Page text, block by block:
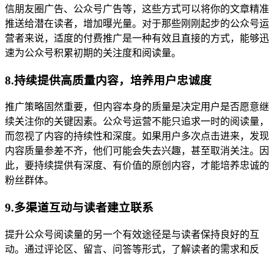
信朋友圈广告、公众号广告等，这些方式可以将你的文章精准
推送给潜在读者，增加曝光量。对于那些刚刚起步的公众号运
营者来说，适度的付费推广是一种有效且直接的方式，能够迅
速为公众号积累初期的关注度和阅读量。
8.持续提供高质量内容，培养用户忠诚度
推广策略固然重要，但内容本身的质量是决定用户是否愿意继
续关注你的关键因素。公众号运营不能只追求一时的阅读量，
而忽视了内容的持续性和深度。如果用户多次点击进来，发现
内容质量参差不齐，他们可能会失去兴趣，甚至取消关注。因
此，要持续提供有深度、有价值的原创内容，才能培养忠诚的
粉丝群体。
9.多渠道互动与读者建立联系
提升公众号阅读量的另一个有效途径是与读者保持良好的互
动。通过评论区、留言、问答等形式，了解读者的需求和反